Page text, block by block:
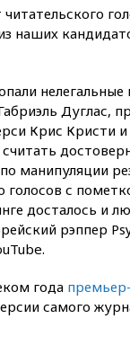
наших
Дуглас,
Крис Кристи и
манипуляции
с
досталось и
рэппер
года
самого